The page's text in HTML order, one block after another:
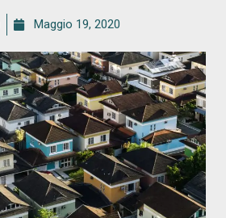
Maggio 19, 2020